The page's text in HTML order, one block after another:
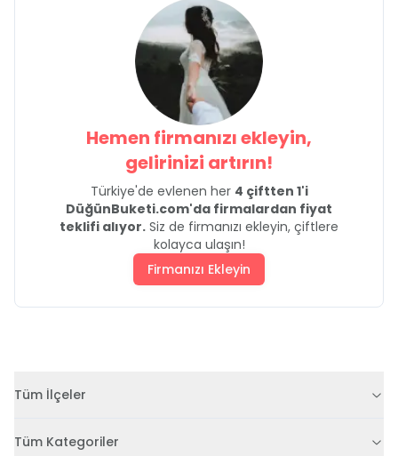
Hemen firmanızı ekleyin,
gelirinizi artırın!
Türkiye'de evlenen her 4 çiftten 1'i
DüğünBuketi.com'da firmalardan fiyat
teklifi alıyor. Siz de firmanızı ekleyin, çiftlere
kolayca ulaşın!
Firmanızı Ekleyin
Tüm İlçeler
Tüm Kategoriler